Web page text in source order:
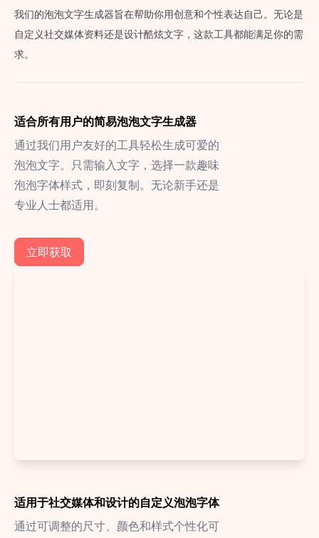
我们的泡泡文字生成器旨在帮助你用创意和个性表达自己。无论是
自定义社交媒体资料还是设计酷炫文字，这款工具都能满足你的需
求。
适合所有用户的简易泡泡文字生成器
通过我们用户友好的工具轻松生成可爱的
泡泡文字。只需输入文字，选择一款趣味
泡泡字体样式，即刻复制。无论新手还是
专业人士都适用。
立即获取
适用于社交媒体和设计的自定义泡泡字体
通过可调整的尺寸、颜色和样式个性化可